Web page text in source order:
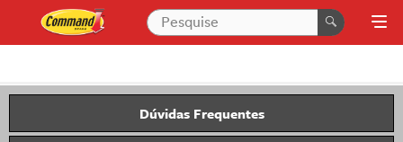
Dúvidas Frequentes